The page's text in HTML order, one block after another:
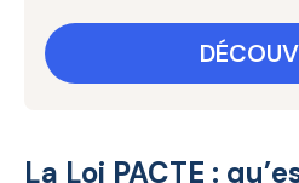
La Loi PACTE :